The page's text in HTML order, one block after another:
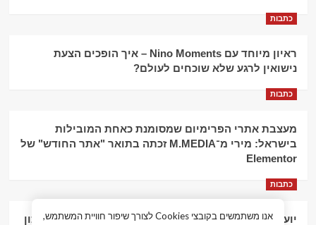
כתבות
ראיון מיוחד עם Nino Moments – איך הופכים הצעת
נישואין לרגע שלא שוכחים לעולם?
כתבות
מעצבת אתרי הפרימיום שמסומנת כאחת המובילות
בישראל: מירי מ־M.MEDIA זכתה בתואר "אתר החודש" של
Elementor
כתבות
יועץ עסקי וליווי פיננסי – הדרך לצמיחה כלכלית וניהול נכון
אנו משתמשים בקובצי Cookies לצורך שיפור חוויית המשתמש,